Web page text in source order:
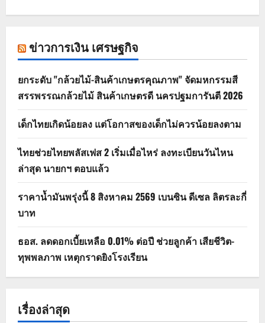
ข่าวการเงิน เศรษฐกิจ
ยกระดับ "กล้วยไม้-สินค้าเกษตรคุณภาพ" จัดมหกรรมสี
สรรพรรณกล้วยไม้ สินค้าเกษตรดี นครปฐมการันตี 2026
เด็กไทยเกิดน้อยลง แต่โอกาสของเด็กไม่ควรน้อยลงตาม
ไทยช่วยไทยพลัสเฟส 2 เริ่มเมื่อไหร่ ลงทะเบียนวันไหน
ล่าสุด นายกฯ ตอบแล้ว
ราคาน้ำมันพรุ่งนี้ 8 สิงหาคม 2569 เบนซิน ดีเซล ลิตรละกี่
บาท
ธอส. ลดดอกเบี้ยเหลือ 0.01% ต่อปี ช่วยลูกค้า เสียชีวิต-
ทุพพลภาพ เหตุกราดยิงโรงเรียน
เรื่องล่าสุด